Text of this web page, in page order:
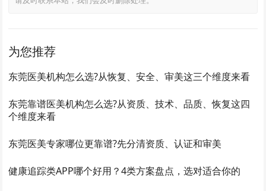
为您推荐
东莞医美机构怎么选?从恢复、安全、审美这三个维度来看
东莞靠谱医美机构怎么选?从资质、技术、品质、恢复这四
个维度来看
东莞医美专家哪位更靠谱?先分清资质、认证和审美
健康追踪类APP哪个好用？4类方案盘点，选对适合你的